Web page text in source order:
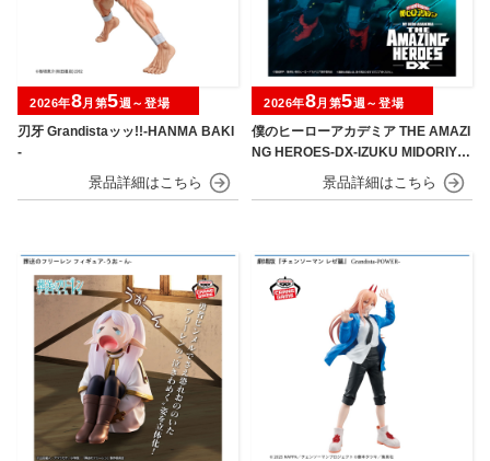
刃牙 Grandistaッッ!!-HANMA BAKI
-
2026年8月第5週～登場
僕のヒーローアカデミア THE AMAZI
NG HEROES-DX-IZUKU MIDORIYA
OVERLAY Ⅱ
2026年8月第5週～登場